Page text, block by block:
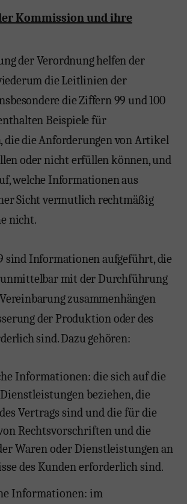
Kommission und ihre
der Verordnung helfen der
die Leitlinien der
die Ziffern 99 und 100
Beispiele für
die Anforderungen von Artikel
oder nicht erfüllen können, und
welche Informationen aus
Sicht vermutlich rechtmäßig
nicht.
sind Informationen aufgeführt, die
mit der Durchführung
zusammenhängen
der Produktion oder des
sind. Dazu gehören:
Informationen: die sich auf die
beziehen, die
Vertrags sind und die für die
Rechtsvorschriften und die
Waren oder Dienstleistungen an
des Kunden erforderlich sind.
Informationen: im